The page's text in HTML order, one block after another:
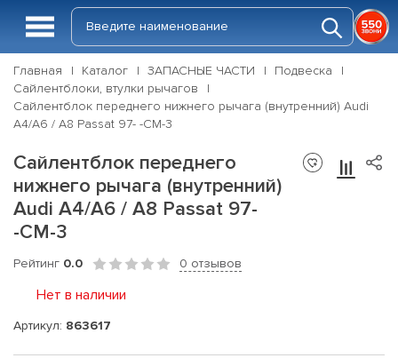
Главная Каталог ЗАПАСНЫЕ ЧАСТИ
Подвеска
Сайлентблоки, втулки рычагов
Сайлентблок переднего нижнего рычага (внутренний) Audi
A4/A6 / A8 Passat 97- -СМ-3
Сайлентблок переднего
нижнего рычага (внутренний)
Audi A4/A6 / A8 Passat 97-
-СМ-3
Рейтинг 0.0 0 отзывов
Нет в наличии
Артикул: 863617